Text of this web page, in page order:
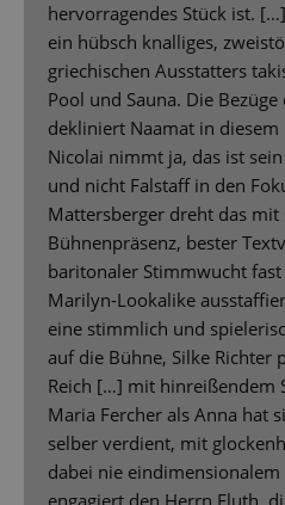
hervorragendes Stück ist.
ein hübsch knalliges,
griechischen Ausstatters
Pool und Sauna. Die
dekliniert Naamat in
Nicolai nimmt ja, das ist
und nicht Falstaff in den
Mattersberger dreht das mit
Bühnenpräsenz, bester
baritonaler Stimmwucht
Marilyn-Lookalike
eine stimmlich und
auf die Bühne, Silke Richter
Reich […] mit hinreißendem
Maria Fercher als Anna hat
selber verdient, mit
dabei nie eindimensionalem